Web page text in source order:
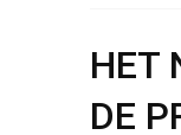
HET
DE